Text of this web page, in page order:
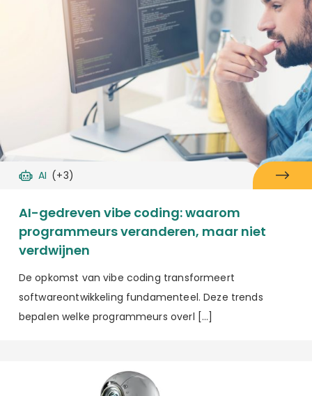
AI (+3)
AI-gedreven vibe coding: waarom
programmeurs veranderen, maar niet
verdwijnen
De opkomst van vibe coding transformeert
softwareontwikkeling fundamenteel. Deze trends
bepalen welke programmeurs overl […]